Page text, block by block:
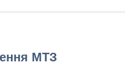
МТЗ